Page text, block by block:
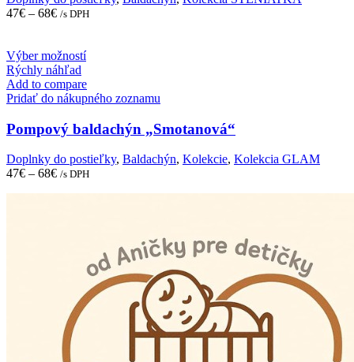
be
the
product
page
47€ – 68€ /s DPH
Výber možnostíThis
has
multiple
The
options
may
be
on
Rýchly náhľad
Add to compare
Pridať do nákupného zoznamu
Pompový baldachýn „Smotanová“
Doplnky do postieľky, Baldachýn, Kolekcie, Kolekcia GLAM
47€ – 68€ /s DPH